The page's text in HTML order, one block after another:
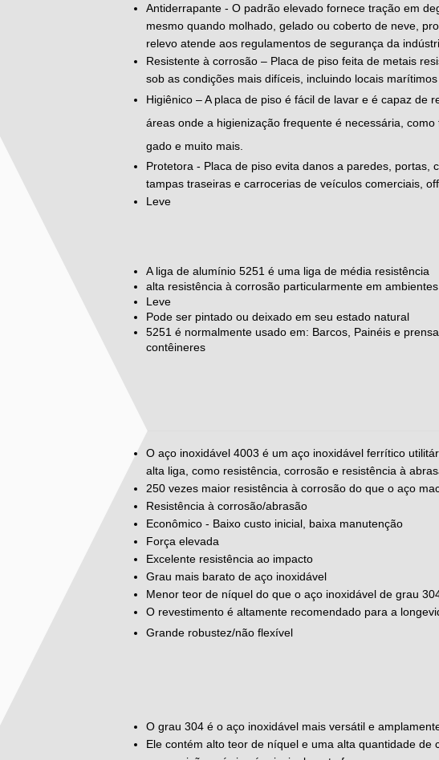
Antiderrapante - O padrão elevado fornece tração em
mesmo quando molhado, gelado ou coberto de neve,
relevo atende aos regulamentos de segurança da
Resistente à corrosão – Placa de piso feita de metais
sob as condições mais difíceis, incluindo locais marítimos
Higiênico – A placa de piso é fácil de lavar e é capaz de
áreas onde a higienização frequente é necessária,
gado e muito mais.
Protetora - Placa de piso evita danos a paredes, portas,
tampas traseiras e carrocerias de veículos comerciais,
Leve
A liga de alumínio 5251 é uma liga de média resistência
alta resistência à corrosão particularmente em
Leve
Pode ser pintado ou deixado em seu estado natural
5251 é normalmente usado em: Barcos, Painéis e
contêineres
O aço inoxidável 4003 é um aço inoxidável ferrítico
alta liga, como resistência, corrosão e resistência à
250 vezes maior resistência à corrosão do que o aço
Resistência à corrosão/abrasão
Econômico - Baixo custo inicial, baixa manutenção
Força elevada
Excelente resistência ao impacto
Grau mais barato de aço inoxidável
Menor teor de níquel do que o aço inoxidável de grau
O revestimento é altamente recomendado para a
Grande robustez/não flexível
O grau 304 é o aço inoxidável mais versátil e
Ele contém alto teor de níquel e uma alta quantidade